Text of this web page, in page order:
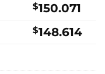
$150.071
$148.614